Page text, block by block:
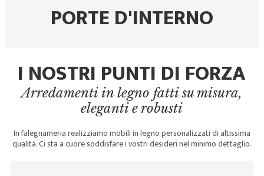
PORTE D'INTERNO
I NOSTRI PUNTI DI FORZA
Arredamenti in legno fatti su misura,
eleganti e robusti
In falegnameria realizziamo mobili in legno personalizzati di altissima
qualità. Ci sta a cuore soddisfare i vostri desideri nel minimo dettaglio.